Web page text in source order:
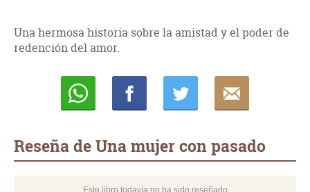
Una hermosa historia sobre la amistad y el poder de
redención del amor.
Reseña de Una mujer con pasado
Este libro todavía no ha sido reseñado